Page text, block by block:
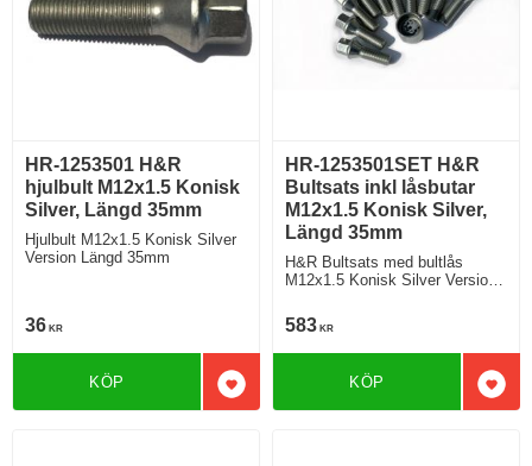
HR-1253501 H&R
hjulbult M12x1.5 Konisk
Silver, Längd 35mm
Hjulbult M12x1.5 Konisk Silver
Version Längd 35mm
36 KR
Lägg till i favoriter
KÖP
HR-1253501SET H&R
Bultsats inkl låsbutar
M12x1.5 Konisk Silver,
Längd 35mm
H&R Bultsats med bultlås
M12x1.5 Konisk Silver Version
583 KR
KÖP